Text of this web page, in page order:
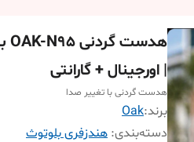
| اورجینال + گارانتی
هدست گردنی با تغییر صدا
برند:Oak
دسته‌بندی: هندزفری بلوتوث